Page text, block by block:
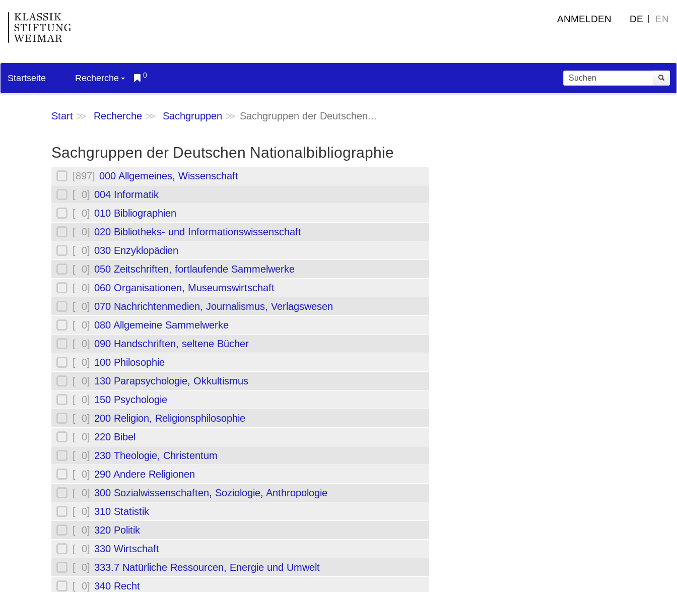
ANMELDEN DE EN
Startseite Recherche 0
Start Recherche Sachgruppen Sachgruppen der Deutschen...
Sachgruppen der Deutschen Nationalbibliographie
[897] 000 Allgemeines, Wissenschaft
[ 0] 004 Informatik
[ 0] 010 Bibliographien
[ 0] 020 Bibliotheks- und Informationswissenschaft
[ 0] 030 Enzyklopädien
[ 0] 050 Zeitschriften, fortlaufende Sammelwerke
[ 0] 060 Organisationen, Museumswirtschaft
[ 0] 070 Nachrichtenmedien, Journalismus, Verlagswesen
[ 0] 080 Allgemeine Sammelwerke
[ 0] 090 Handschriften, seltene Bücher
[ 0] 100 Philosophie
[ 0] 130 Parapsychologie, Okkultismus
[ 0] 150 Psychologie
[ 0] 200 Religion, Religionsphilosophie
[ 0] 220 Bibel
[ 0] 230 Theologie, Christentum
[ 0] 290 Andere Religionen
[ 0] 300 Sozialwissenschaften, Soziologie, Anthropologie
[ 0] 310 Statistik
[ 0] 320 Politik
[ 0] 330 Wirtschaft
[ 0] 333.7 Natürliche Ressourcen, Energie und Umwelt
[ 0] 340 Recht